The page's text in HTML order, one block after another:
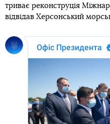
триває реконструція
відвідав Херсонський